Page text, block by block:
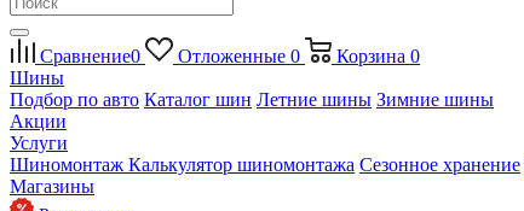
Сравнение0 Отложенные 0 Корзина 0
Шины
Подбор по авто Каталог шин Летние шины Зимние шины
Акции
Услуги
Шиномонтаж Калькулятор шиномонтажа Сезонное хранение
Магазины